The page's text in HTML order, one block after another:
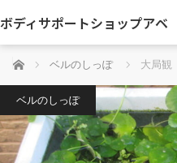
ボディサポートショップアベ
ホーム ベルのしっぽ 大局観
ベルのしっぽ